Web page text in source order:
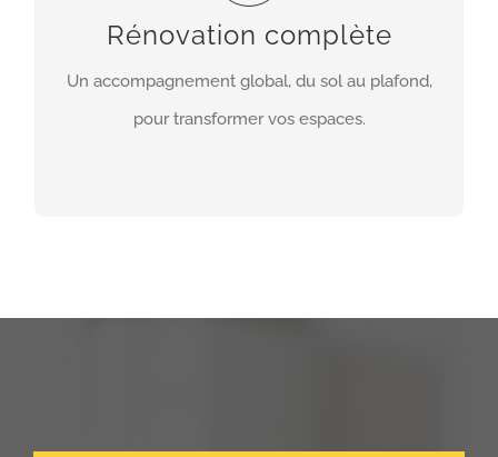
Rénovation complète
Un accompagnement global, du sol au plafond,
pour transformer vos espaces.
aux finitions, en passant par la maçonnerie et